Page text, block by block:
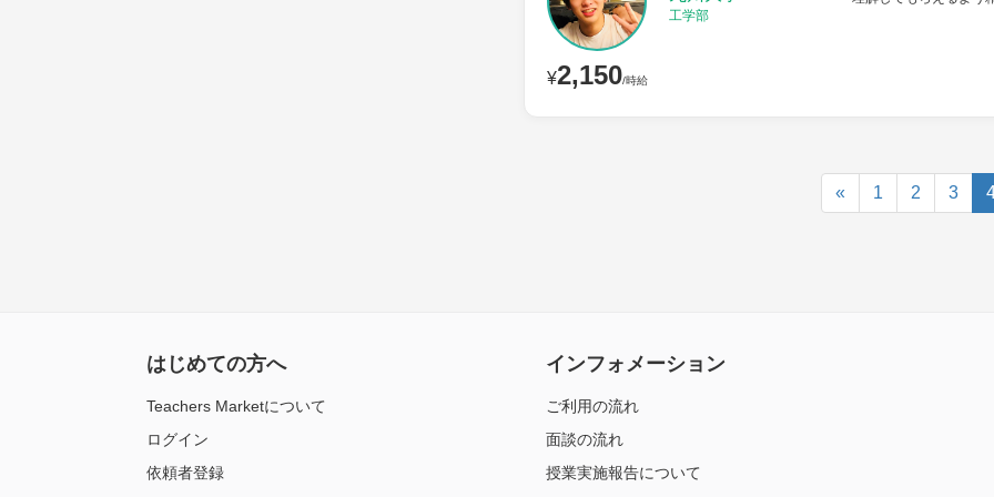
¥2,150/時給
工学部
« 1 2 3
はじめての方へ
Teachers Marketについて
ログイン
依頼者登録
インフォメーション
ご利用の流れ
面談の流れ
授業実施報告について